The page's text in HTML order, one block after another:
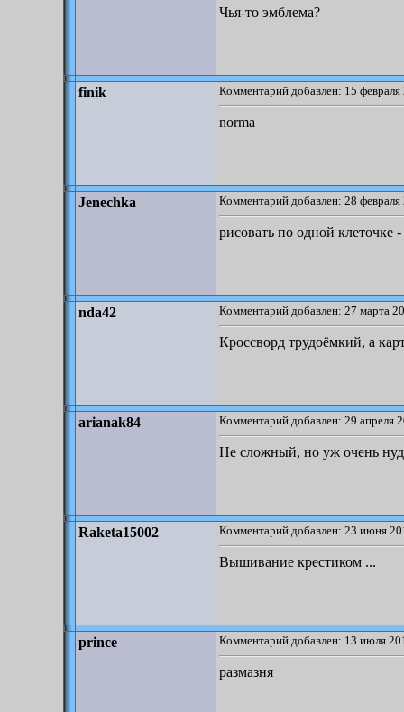
Чья-то эмблема?
finik Комментарий добавлен: 15
norma
Jenechka Комментарий добавлен: 28
рисовать по одной клеточке
nda42 Комментарий добавлен: 27 марта
Кроссворд трудоёмкий, а
arianak84 Комментарий добавлен: 29 апреля
Не сложный, но уж очень
Raketa15002 Комментарий добавлен: 23 июня
Вышивание крестиком ...
prince Комментарий добавлен: 13 июля
размазня